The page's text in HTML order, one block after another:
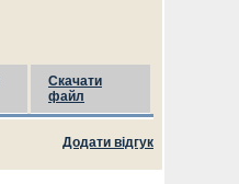
Скачати
файл
Додати відгук